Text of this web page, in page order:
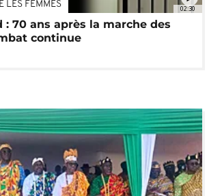
02:30
LES FEMMES
: 70 ans après la marche des
continue